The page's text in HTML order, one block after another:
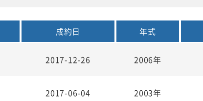
成約日 年式
2017-12-26 2006年
2017-06-04 2003年